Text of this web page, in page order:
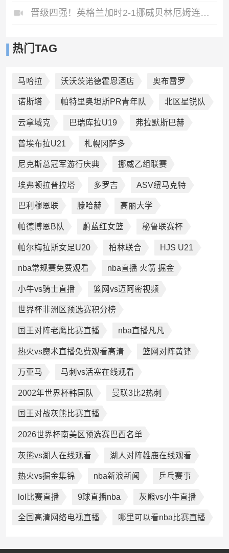
晋级四强！英格兰加时2-1挪威贝林厄姆连场双响谢尔德鲁普破门
热门TAG
马哈拉 沃沃茨诺德霍恩酒店 奥布雷罗
诺斯塔 帕特里奥坦斯PR青年队 北区星锐队
云拿域克 巴瑞库拉U19 弗拉默斯巴赫
普埃布拉U21 札幌冈萨多
尼克斯总冠军游行庆典 挪威乙组联赛
埃弗顿拉普拉塔 多罗吉 ASV纽马克特
巴利穆恩联 滕哈赫 高丽大学
帕德博恩B队 蔚蓝红女篮 秘鲁联赛杯
帕尔梅拉斯女足U20 柏林联合 HJS U21
nba常规赛免费观看 nba直播 火箭 掘金
小牛vs骑士直播 篮网vs迈阿密视频
世界杯非洲区预选赛积分榜
国王对阵老鹰比赛直播 nba直播凡凡
热火vs魔术直播免费观看高清 篮网对阵黄锋
万亚马 马刺vs活塞在线观看
2002年世界杯韩国队 曼联3比2热刺
国王对战灰熊比赛直播
2026世界杯南美区预选赛巴西名单
灰熊vs湖人在线观看 湖人对阵雄鹿在线观看
热火vs掘金集锦 nba新浪新闻 乒乓赛事
lol比赛直播 9球直播nba 灰熊vs小牛直播
全国高清网络电视直播 哪里可以看nba比赛直播